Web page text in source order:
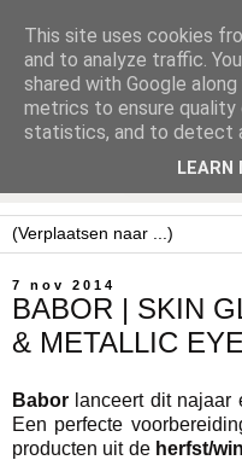
7 nov 2014
BABOR | SKIN
& METALLIC
Babor lanceert dit najaar
Een perfecte
producten uit de herfst/
This site uses cookies
and to analyze traffic.
shared with Google
metrics to ensure quality
statistics, and to detect
LEARN